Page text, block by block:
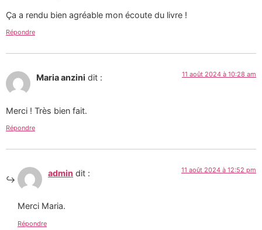
Ça a rendu bien agréable mon écoute du livre !
Répondre
Maria anzini dit : 11 août 2024 à 10:28 am
Merci ! Très bien fait.
Répondre
admin dit : 11 août 2024 à 12:52 pm
Merci Maria.
Répondre